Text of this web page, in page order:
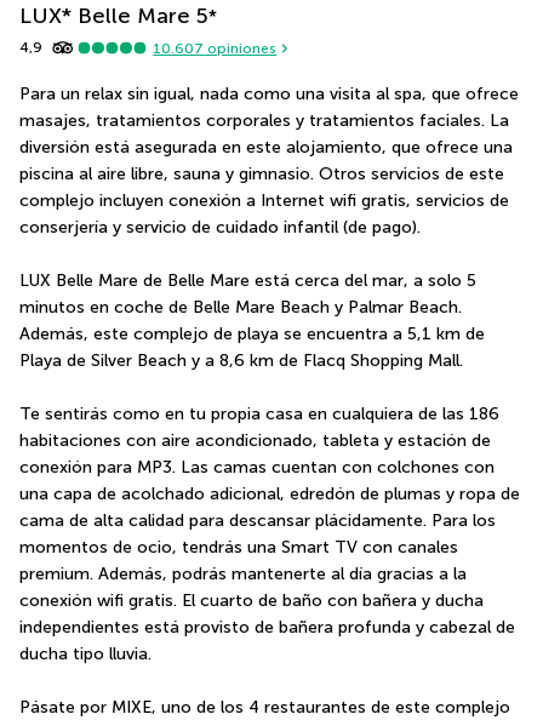
LUX* Belle Mare 5*
4,9 10.607 opiniones
Para un relax sin igual, nada como una visita al spa, que ofrece
masajes, tratamientos corporales y tratamientos faciales. La
diversión está asegurada en este alojamiento, que ofrece una
piscina al aire libre, sauna y gimnasio. Otros servicios de este
complejo incluyen conexión a Internet wifi gratis, servicios de
conserjería y servicio de cuidado infantil (de pago).
LUX Belle Mare de Belle Mare está cerca del mar, a solo 5
minutos en coche de Belle Mare Beach y Palmar Beach.
Además, este complejo de playa se encuentra a 5,1 km de
Playa de Silver Beach y a 8,6 km de Flacq Shopping Mall.
Te sentirás como en tu propia casa en cualquiera de las 186
habitaciones con aire acondicionado, tableta y estación de
conexión para MP3. Las camas cuentan con colchones con
una capa de acolchado adicional, edredón de plumas y ropa de
cama de alta calidad para descansar plácidamente. Para los
momentos de ocio, tendrás una Smart TV con canales
premium. Además, podrás mantenerte al día gracias a la
conexión wifi gratis. El cuarto de baño con bañera y ducha
independientes está provisto de bañera profunda y cabezal de
ducha tipo lluvia.
Pásate por MIXE, uno de los 4 restaurantes de este complejo